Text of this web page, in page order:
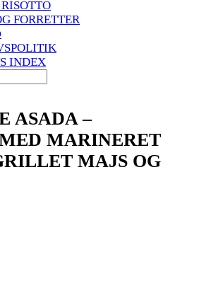
FORRETTER
INDEX
ASADA –
MARINERET
MAJS OG